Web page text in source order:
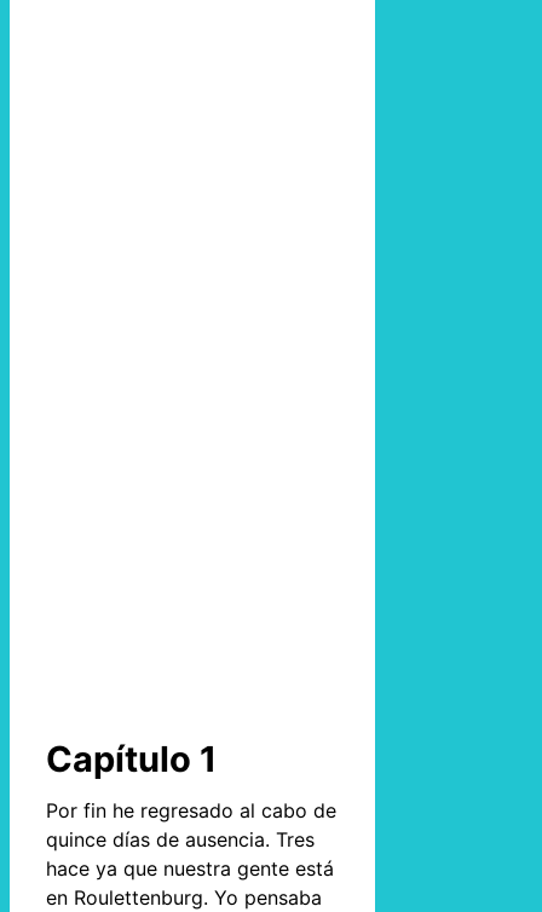
Capítulo 1
Por fin he regresado al cabo de
quince días de ausencia. Tres
hace ya que nuestra gente está
en Roulettenburg. Yo pensaba